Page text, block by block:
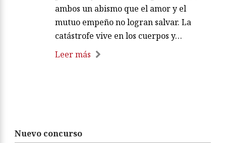
ambos un abismo que el amor y el
mutuo empeño no logran salvar. La
catástrofe vive en los cuerpos y…
Leer más
Nuevo concurso